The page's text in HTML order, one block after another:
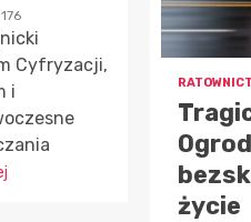
176
Cyfryzacji,
i
życie